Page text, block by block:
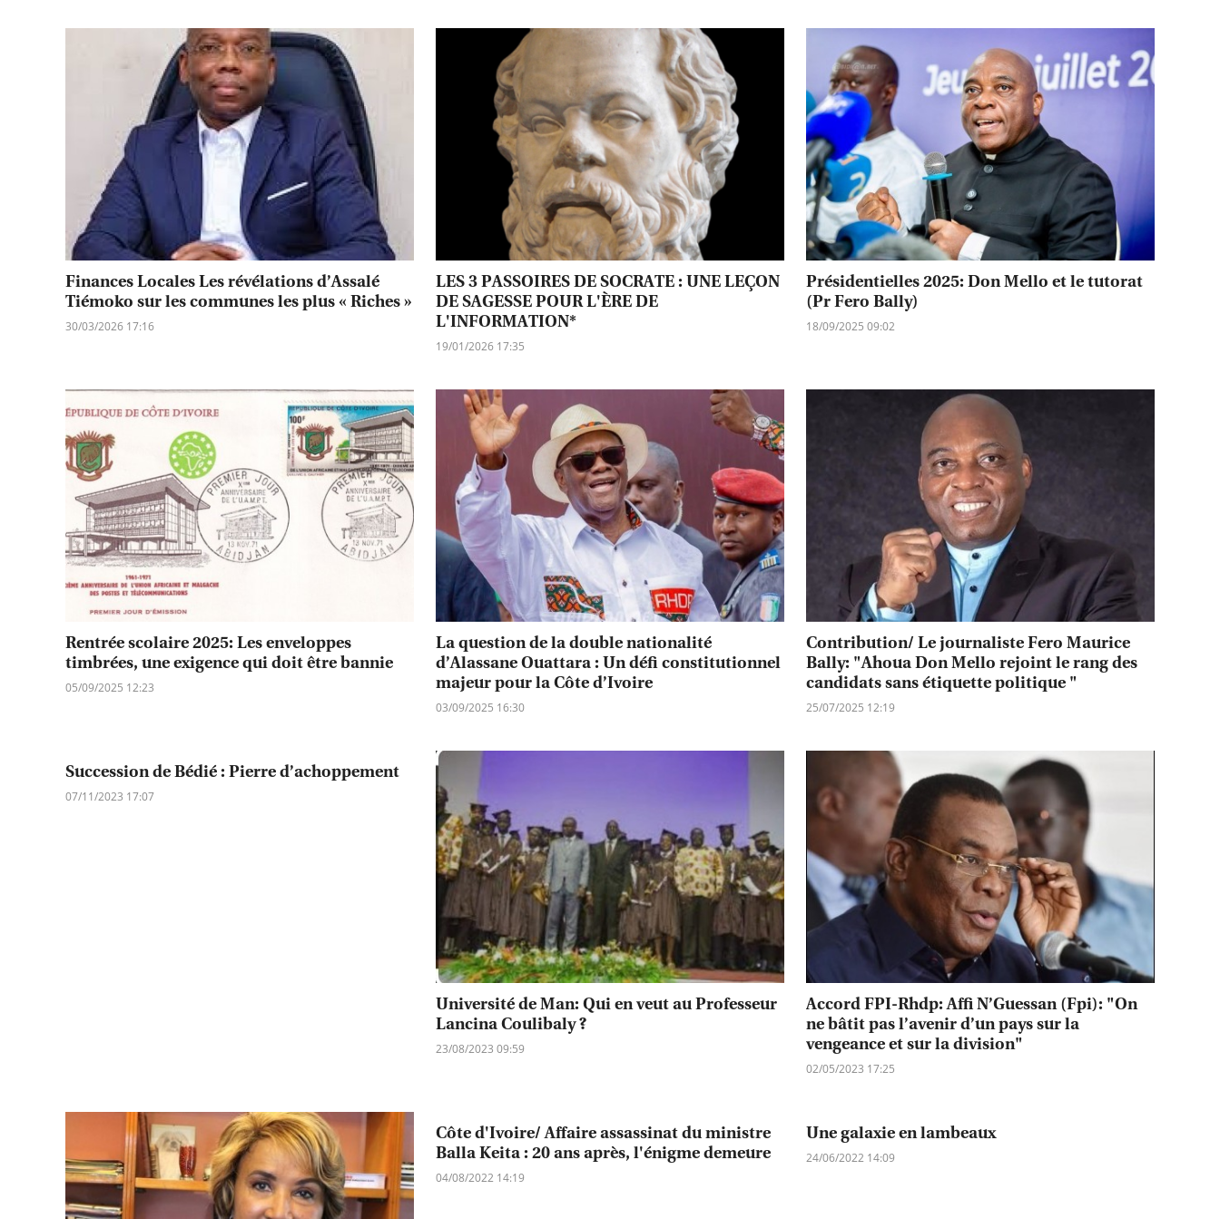
Finances Locales Les révélations d’Assalé
Tiémoko sur les communes les plus « Riches »
30/03/2026 17:16
LES 3 PASSOIRES DE SOCRATE : UNE LEÇON
DE SAGESSE POUR L'ÈRE DE
L'INFORMATION*
19/01/2026 17:35
Présidentielles 2025: Don Mello et le tutorat
(Pr Fero Bally)
18/09/2025 09:02
Rentrée scolaire 2025: Les enveloppes
timbrées, une exigence qui doit être bannie
05/09/2025 12:23
La question de la double nationalité
d’Alassane Ouattara : Un défi constitutionnel
majeur pour la Côte d’Ivoire
03/09/2025 16:30
Contribution/ Le journaliste Fero Maurice
Bally: "Ahoua Don Mello rejoint le rang des
candidats sans étiquette politique "
25/07/2025 12:19
Succession de Bédié : Pierre d’achoppement
07/11/2023 17:07
Université de Man: Qui en veut au Professeur
Lancina Coulibaly ?
23/08/2023 09:59
Accord FPI-Rhdp: Affi N’Guessan (Fpi): "On
ne bâtit pas l’avenir d’un pays sur la
vengeance et sur la division"
02/05/2023 17:25
Côte d'Ivoire/ Affaire assassinat du ministre
Balla Keita : 20 ans après, l'énigme demeure
04/08/2022 14:19
Une galaxie en lambeaux
24/06/2022 14:09